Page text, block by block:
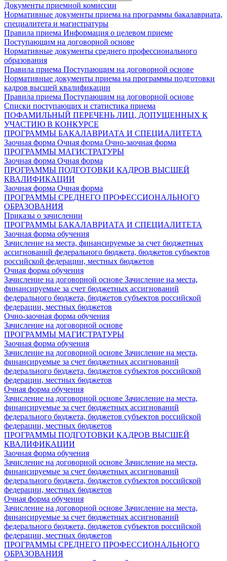
Документы приемной комиссии
Нормативные документы приема на программы бакалавриата,
специалитета и магистратуры
Правила приема Информация о целевом приеме
Поступающим на договорной основе
Нормативные документы среднего профессионального
образования
Правила приема Поступающим на договорной основе
Нормативные документы приема на программы подготовки
кадров высшей квалификации
Правила приема Поступающим на договорной основе
Списки поступающих и статистика приема
ПОФАМИЛЬНЫЙ ПЕРЕЧЕНЬ ЛИЦ, ДОПУЩЕННЫХ К
УЧАСТИЮ В КОНКУРСЕ
ПРОГРАММЫ БАКАЛАВРИАТА И СПЕЦИАЛИТЕТА
Заочная форма Очная форма Очно-заочная форма
ПРОГРАММЫ МАГИСТРАТУРЫ
Заочная форма Очная форма
ПРОГРАММЫ ПОДГОТОВКИ КАДРОВ ВЫСШЕЙ
КВАЛИФИКАЦИИ
Заочная форма Очная форма
ПРОГРАММЫ СРЕДНЕГО ПРОФЕССИОНАЛЬНОГО
ОБРАЗОВАНИЯ
Приказы о зачислении
ПРОГРАММЫ БАКАЛАВРИАТА И СПЕЦИАЛИТЕТА
Заочная форма обучения
Зачисление на места, финансируемые за счет бюджетных
ассигнований федерального бюджета, бюджетов субъектов
российской федерации, местных бюджетов
Очная форма обучения
Зачисление на договорной основе Зачисление на места,
финансируемые за счет бюджетных ассигнований
федерального бюджета, бюджетов субъектов российской
федерации, местных бюджетов
Очно-заочная форма обучения
Зачисление на договорной основе
ПРОГРАММЫ МАГИСТРАТУРЫ
Заочная форма обучения
Зачисление на договорной основе Зачисление на места,
финансируемые за счет бюджетных ассигнований
федерального бюджета, бюджетов субъектов российской
федерации, местных бюджетов
Очная форма обучения
Зачисление на договорной основе Зачисление на места,
финансируемые за счет бюджетных ассигнований
федерального бюджета, бюджетов субъектов российской
федерации, местных бюджетов
ПРОГРАММЫ ПОДГОТОВКИ КАДРОВ ВЫСШЕЙ
КВАЛИФИКАЦИИ
Заочная форма обучения
Зачисление на договорной основе Зачисление на места,
финансируемые за счет бюджетных ассигнований
федерального бюджета, бюджетов субъектов российской
федерации, местных бюджетов
Очная форма обучения
Зачисление на договорной основе Зачисление на места,
финансируемые за счет бюджетных ассигнований
федерального бюджета, бюджетов субъектов российской
федерации, местных бюджетов
ПРОГРАММЫ СРЕДНЕГО ПРОФЕССИОНАЛЬНОГО
ОБРАЗОВАНИЯ